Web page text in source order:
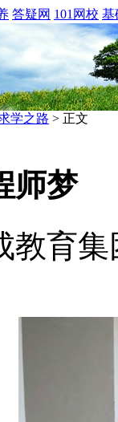
答疑网 101网校 基
学之路 > 正文
师梦
教育集